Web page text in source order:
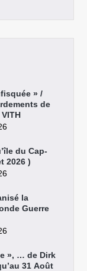
» /
de
du Cap-
2026 )
la
Guerre
», … de Dirk
31 Août